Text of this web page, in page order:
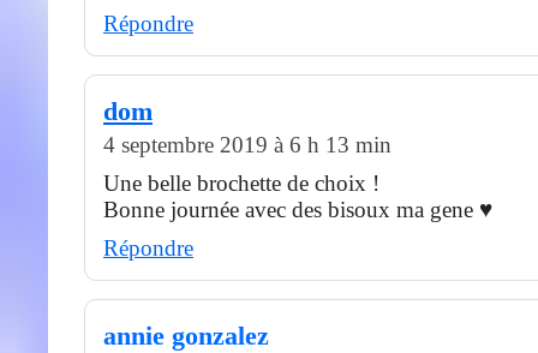
Répondre
dom
4 septembre 2019 à 6 h 13 min
Une belle brochette de choix !
Bonne journée avec des bisoux ma gene ♥
Répondre
annie gonzalez